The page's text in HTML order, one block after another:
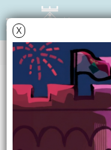
X
AGENDA
Dimarts6